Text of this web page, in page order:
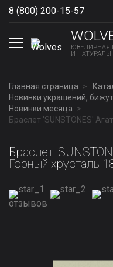
8 (800) 200-15-57
ЮВЕЛИРНАЯ
И
Главная страница
Новинки украшений,
Новинки месяца
Браслет 'SUNSTONES'
Браслет
Горный хрусталь
отзывов